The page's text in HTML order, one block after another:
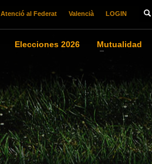
Atenció al Federat Valencià LOGIN
Elecciones 2026 Mutualidad